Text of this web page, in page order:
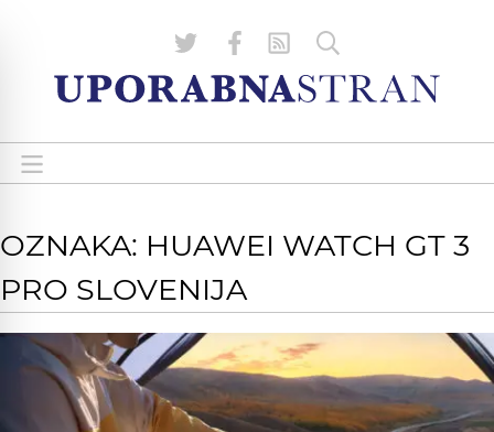
OZNAKA: HUAWEI WATCH GT 3
PRO SLOVENIJA